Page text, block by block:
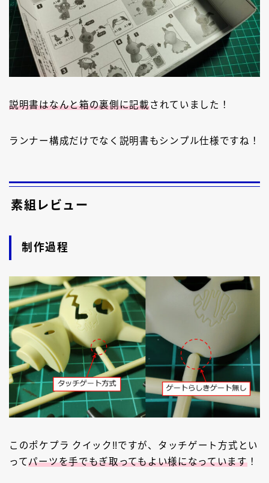
説明書はなんと箱の裏側に記載されていました！
ランナー構成だけでなく説明書もシンプル仕様ですね ！
素組レビュー
制作過程
このポケプラ クイック!!ですが、タッチゲート方式とい
ってパーツを手でもぎ取ってもよい様になっています！